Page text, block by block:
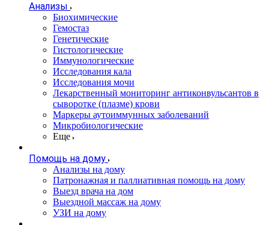
Анализы
Биохимические
Гемостаз
Генетические
Гистологические
Иммунологические
Исследования кала
Исследования мочи
Лекарственный мониторинг антиконвульсантов в
сыворотке (плазме) крови
Маркеры аутоиммунных заболеваний
Микробиологические
Еще
Помощь на дому
Анализы на дому
Патронажная и паллиативная помощь на дому
Выезд врача на дом
Выездной массаж на дому
УЗИ на дому